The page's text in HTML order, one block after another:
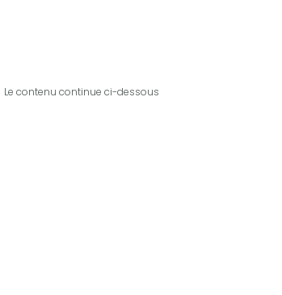
Le contenu continue ci-dessous